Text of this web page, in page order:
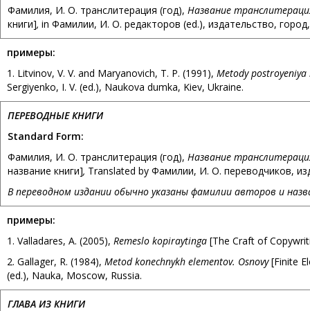
Фамилия, И. О. транслитерация (год), Название
книги], in Фамилии, И. О. редакторов (ed.), издательство,
примеры:
1. Litvinov, V. V. and Maryanovich, T. P. (1991), Metody
Sergiyenko, I. V. (ed.), Naukova dumka, Kiev, Ukraine.
ПЕРЕВОДНЫЕ КНИГИ
Standard Form:
Фамилия, И. О. транслитерация (год), Название
название книги], Translated by Фамилии, И. О. переводчиков,
В переводном издании обычно указаны фамилии авторов и
примеры:
1. Valladares, A. (2005), Remeslo kopiraytinga [The Craft of
2. Gallager, R. (1984), Metod konechnykh elementov. Osnovy[Finite
(ed.), Nauka, Moscow, Russia.
ГЛАВА ИЗ КНИГИ